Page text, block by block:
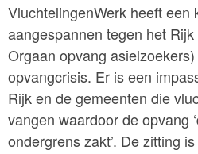
VluchtelingenWerk heeft een
aangespannen tegen het
Orgaan opvang
opvangcrisis. Er is een
Rijk en de gemeenten die
vangen waardoor de opvang
ondergrens zakt’. De zitting